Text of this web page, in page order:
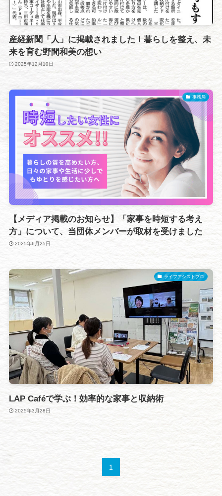
産経新聞「人」に掲載されました！暮らしを整え、未
来を育む野間和美の想い
2025年12月10日
事務局
【メディア掲載のお知らせ】「家事を時短する考え
方」について、当団体メンバーが取材を受けました
2025年6月25日
ライフアシストプロ
LAP Caféで学ぶ！効率的な家事と収納術
2025年3月28日
1